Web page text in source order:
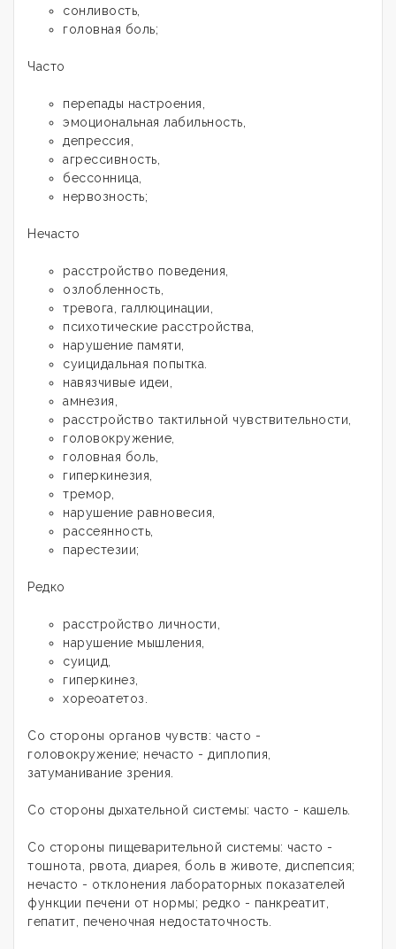
сонливость,
головная боль;
Часто
перепады настроения,
эмоциональная лабильность,
депрессия,
агрессивность,
бессонница,
нервозность;
Нечасто
расстройство поведения,
озлобленность,
тревога, галлюцинации,
психотические расстройства,
нарушение памяти,
суицидальная попытка.
навязчивые идеи,
амнезия,
расстройство тактильной чувствительности,
головокружение,
головная боль,
гиперкинезия,
тремор,
нарушение равновесия,
рассеянность,
парестезии;
Редко
расстройство личности,
нарушение мышления,
суицид,
гиперкинез,
хореоатетоз.
Со стороны органов чувств: часто -
головокружение; нечасто - диплопия,
затуманивание зрения.
Со стороны дыхательной системы: часто - кашель.
Со стороны пищеварительной системы: часто -
тошнота, рвота, диарея, боль в животе, диспепсия;
нечасто - отклонения лабораторных показателей
функции печени от нормы; редко - панкреатит,
гепатит, печеночная недостаточность.